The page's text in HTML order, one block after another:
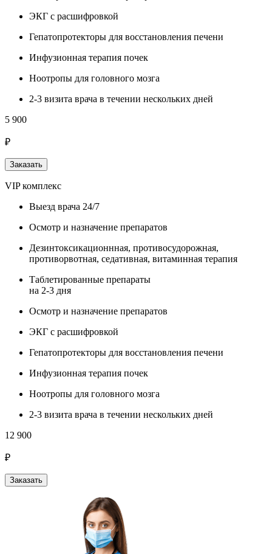
ЭКГ с расшифровкой
Гепатопротекторы для восстановления печени
Инфузионная терапия почек
Ноотропы для головного мозга
2-3 визита врача в течении нескольких дней
5 900
₽
Заказать
VIP комплекс
Выезд врача 24/7
Осмотр и назначение препаратов
Дезинтоксикационнная, противосудорожная,
противорвотная, седативная, витаминная терапия
Таблетированные препараты
на 2-3 дня
Осмотр и назначение препаратов
ЭКГ с расшифровкой
Гепатопротекторы для восстановления печени
Инфузионная терапия почек
Ноотропы для головного мозга
2-3 визита врача в течении нескольких дней
12 900
₽
Заказать